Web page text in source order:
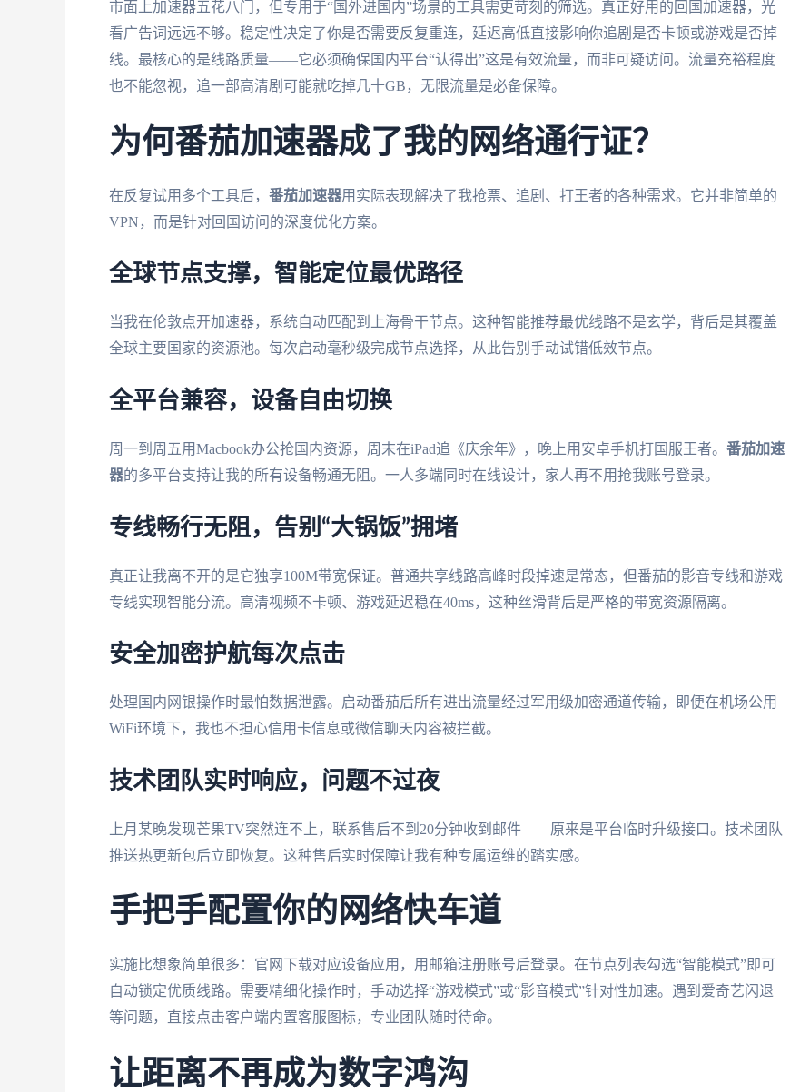
市面上加速器五花八门，但专用于“国外进国内”场景的工具需更苛刻的筛选。真正好用的回国加速器，光
看广告词远远不够。稳定性决定了你是否需要反复重连，延迟高低直接影响你追剧是否卡顿或游戏是否掉
线。最核心的是线路质量——它必须确保国内平台“认得出”这是有效流量，而非可疑访问。流量充裕程度
也不能忽视，追一部高清剧可能就吃掉几十GB，无限流量是必备保障。
为何番茄加速器成了我的网络通行证？
在反复试用多个工具后， 番茄加速器用实际表现解决了我抢票、追剧、打王者的各种需求。它并非简单的
VPN，而是针对回国访问的深度优化方案。
全球节点支撑，智能定位最优路径
当我在伦敦点开加速器，系统自动匹配到上海骨干节点。这种智能推荐最优线路不是玄学，背后是其覆盖
全球主要国家的资源池。每次启动毫秒级完成节点选择，从此告别手动试错低效节点。
全平台兼容，设备自由切换
周一到周五用Macbook办公抢国内资源，周末在iPad追《庆余年》，晚上用安卓手机打国服王者。 番茄加速
器的多平台支持让我的所有设备畅通无阻。一人多端同时在线设计，家人再不用抢我账号登录。
专线畅行无阻，告别“大锅饭”拥堵
真正让我离不开的是它独享100M带宽保证。普通共享线路高峰时段掉速是常态，但番茄的影音专线和游戏
专线实现智能分流。高清视频不卡顿、游戏延迟稳在40ms，这种丝滑背后是严格的带宽资源隔离。
安全加密护航每次点击
处理国内网银操作时最怕数据泄露。启动番茄后所有进出流量经过军用级加密通道传输，即便在机场公用
WiFi环境下，我也不担心信用卡信息或微信聊天内容被拦截。
技术团队实时响应，问题不过夜
上月某晚发现芒果TV突然连不上，联系售后不到20分钟收到邮件——原来是平台临时升级接口。技术团队
推送热更新包后立即恢复。这种售后实时保障让我有种专属运维的踏实感。
手把手配置你的网络快车道
实施比想象简单很多：官网下载对应设备应用，用邮箱注册账号后登录。在节点列表勾选“智能模式”即可
自动锁定优质线路。需要精细化操作时，手动选择“游戏模式”或“影音模式”针对性加速。遇到爱奇艺闪退
等问题，直接点击客户端内置客服图标，专业团队随时待命。
让距离不再成为数字鸿沟